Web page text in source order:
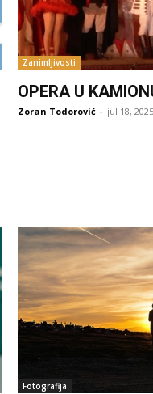
Zanimljivosti
OPERA U
Zoran Todorović - jul 18, 2025
Fotografija